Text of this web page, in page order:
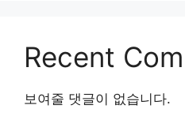
Recent
보여줄 댓글이 없습니다.